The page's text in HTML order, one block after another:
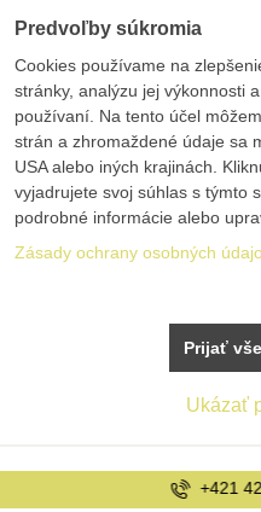
Predvoľby súkromia
Cookies používame na
stránky, analýzu jej výkonnosti
používaní. Na tento účel
strán a zhromaždené údaje sa
USA alebo iných krajinách.
vyjadrujete svoj súhlas s týmto
podrobné informácie alebo
Zásady ochrany osobných
Ukázať
Prijať